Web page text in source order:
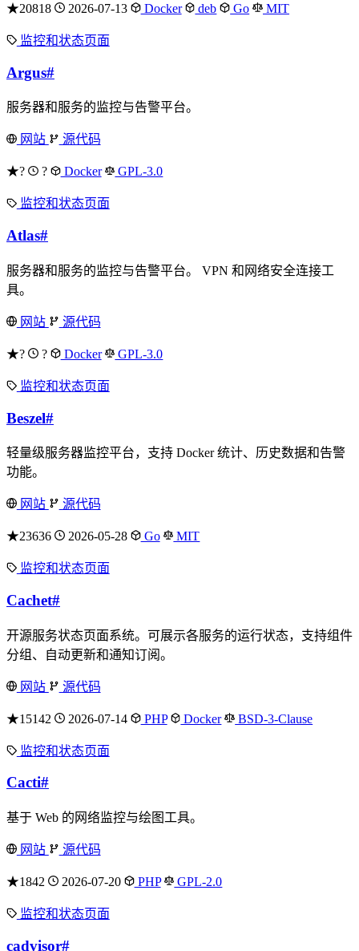
★20818 2026-07-13 Docker deb Go MIT
监控和状态页面
Argus#
服务器和服务的监控与告警平台。
网站 源代码
★? ? Docker GPL-3.0
监控和状态页面
Atlas#
服务器和服务的监控与告警平台。 VPN 和网络安全连接工
具。
网站 源代码
★? ? Docker GPL-3.0
监控和状态页面
Beszel#
轻量级服务器监控平台，支持 Docker 统计、历史数据和告警
功能。
网站 源代码
★23636 2026-05-28 Go MIT
监控和状态页面
Cachet#
开源服务状态页面系统。可展示各服务的运行状态，支持组件
分组、自动更新和通知订阅。
网站 源代码
★15142 2026-07-14 PHP Docker BSD-3-Clause
监控和状态页面
Cacti#
基于 Web 的网络监控与绘图工具。
网站 源代码
★1842 2026-07-20 PHP GPL-2.0
监控和状态页面
cadvisor#